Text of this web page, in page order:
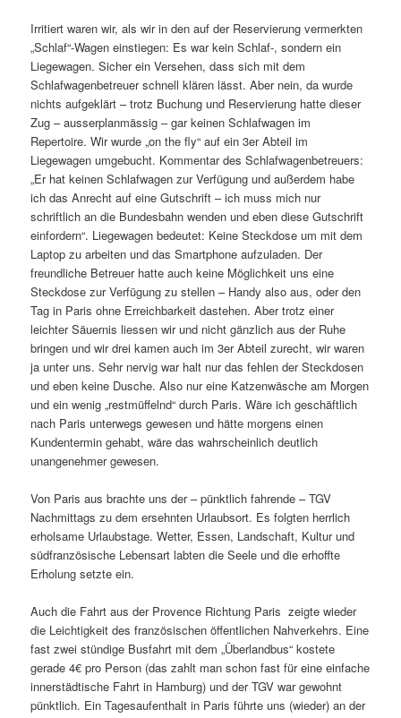
Irritiert waren wir, als wir in den auf der Reservierung vermerkten
„Schlaf“-Wagen einstiegen: Es war kein Schlaf-, sondern ein
Liegewagen. Sicher ein Versehen, dass sich mit dem
Schlafwagenbetreuer schnell klären lässt. Aber nein, da wurde
nichts aufgeklärt – trotz Buchung und Reservierung hatte dieser
Zug – ausserplanmässig – gar keinen Schlafwagen im
Repertoire. Wir wurde „on the fly“ auf ein 3er Abteil im
Liegewagen umgebucht. Kommentar des Schlafwagenbetreuers:
„Er hat keinen Schlafwagen zur Verfügung und außerdem habe
ich das Anrecht auf eine Gutschrift – ich muss mich nur
schriftlich an die Bundesbahn wenden und eben diese Gutschrift
einfordern“. Liegewagen bedeutet: Keine Steckdose um mit dem
Laptop zu arbeiten und das Smartphone aufzuladen. Der
freundliche Betreuer hatte auch keine Möglichkeit uns eine
Steckdose zur Verfügung zu stellen – Handy also aus, oder den
Tag in Paris ohne Erreichbarkeit dastehen. Aber trotz einer
leichter Säuernis liessen wir und nicht gänzlich aus der Ruhe
bringen und wir drei kamen auch im 3er Abteil zurecht, wir waren
ja unter uns. Sehr nervig war halt nur das fehlen der Steckdosen
und eben keine Dusche. Also nur eine Katzenwäsche am Morgen
und ein wenig „restmüffelnd“ durch Paris. Wäre ich geschäftlich
nach Paris unterwegs gewesen und hätte morgens einen
Kundentermin gehabt, wäre das wahrscheinlich deutlich
unangenehmer gewesen.
Von Paris aus brachte uns der – pünktlich fahrende – TGV
Nachmittags zu dem ersehnten Urlaubsort. Es folgten herrlich
erholsame Urlaubstage. Wetter, Essen, Landschaft, Kultur und
südfranzösische Lebensart labten die Seele und die erhoffte
Erholung setzte ein.
Auch die Fahrt aus der Provence Richtung Paris zeigte wieder
die Leichtigkeit des französischen öffentlichen Nahverkehrs. Eine
fast zwei stündige Busfahrt mit dem „Überlandbus“ kostete
gerade 4€ pro Person (das zahlt man schon fast für eine einfache
innerstädtische Fahrt in Hamburg) und der TGV war gewohnt
pünktlich. Ein Tagesaufenthalt in Paris führte uns (wieder) an der